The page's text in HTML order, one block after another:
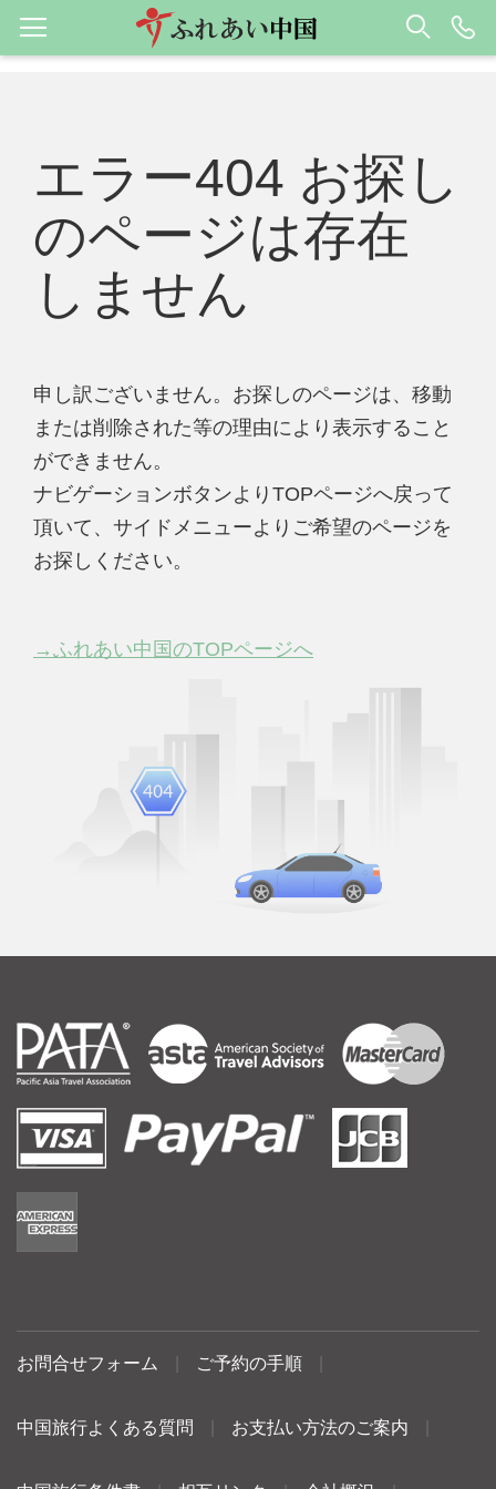
エラー404 お探し
のページは存在
しません
申し訳ございません。お探しのページは、移動
または削除された等の理由により表示すること
ができません。
ナビゲーションボタンよりTOPページへ戻って
頂いて、サイドメニューよりご希望のページを
お探しください。
→ふれあい中国のTOPページへ
お問合せフォーム ご予約の手順
中国旅行よくある質問 お支払い方法のご案内